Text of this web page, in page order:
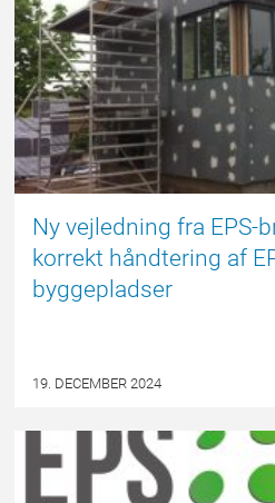
Ny vejledning fra EPS-
korrekt håndtering af
byggepladser
19. DECEMBER 2024